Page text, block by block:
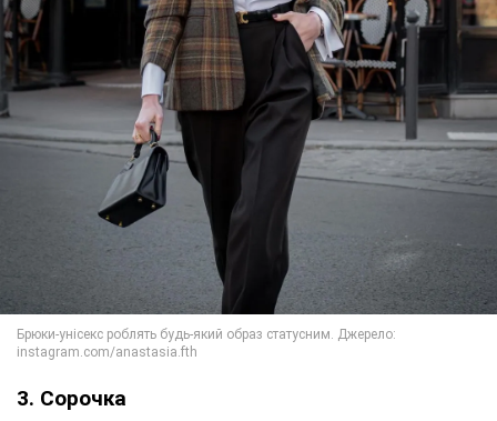
3. Сорочка